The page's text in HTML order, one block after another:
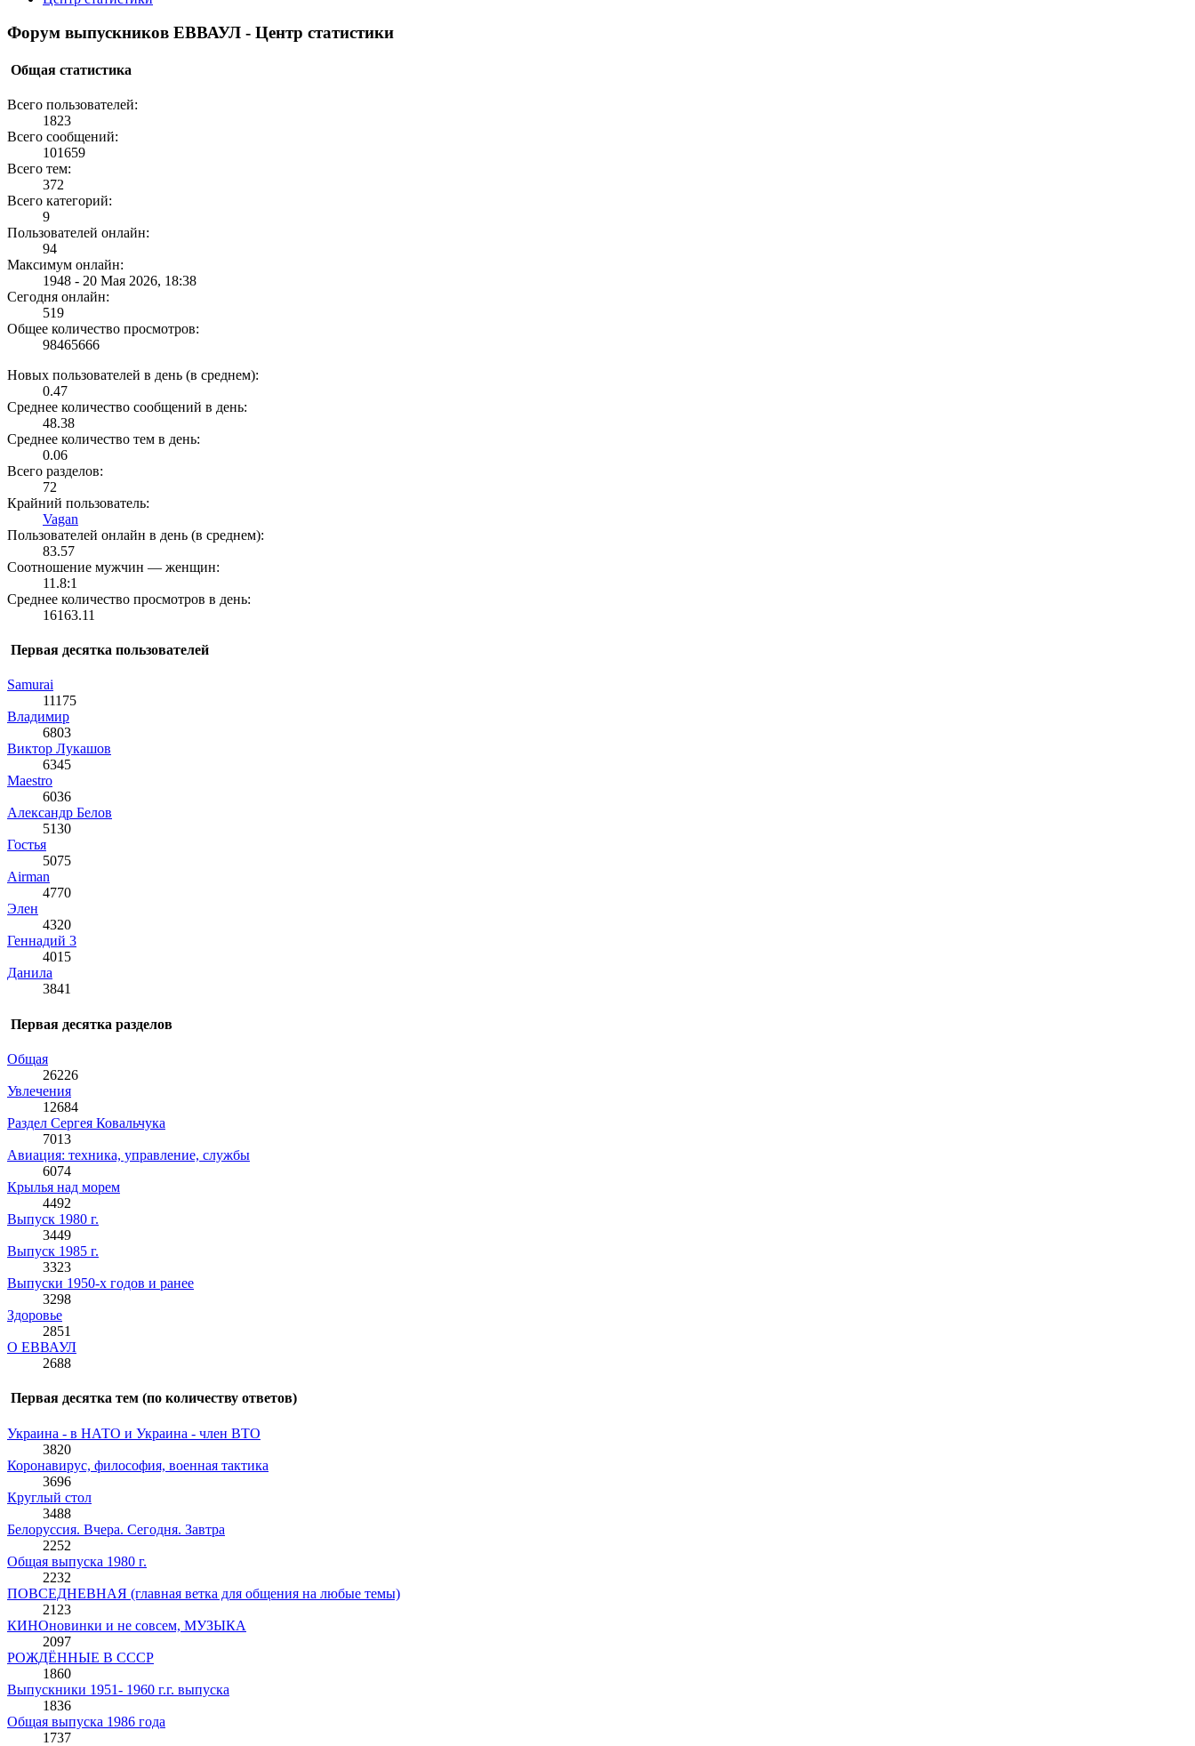
Форум выпускников ЕВВАУЛ - Центр статистики
Общая статистика
Всего пользователей:
1823
Всего сообщений:
101659
Всего тем:
372
Всего категорий:
9
Пользователей онлайн:
94
Максимум онлайн:
1948 - 20 Мая 2026, 18:38
Сегодня онлайн:
519
Общее количество просмотров:
98465666
Новых пользователей в день (в среднем):
0.47
Среднее количество сообщений в день:
48.38
Среднее количество тем в день:
0.06
Всего разделов:
72
Крайний пользователь:
Vagan
Пользователей онлайн в день (в среднем):
83.57
Соотношение мужчин — женщин:
11.8:1
Среднее количество просмотров в день:
16163.11
Первая десятка пользователей
Samurai
11175
Влaдимир
6803
Виктор Лукашов
6345
Maestro
6036
Александр Белов
5130
Гостья
5075
Airman
4770
Элен
4320
Геннадий 3
4015
Данила
3841
Первая десятка разделов
Общая
26226
Увлечения
12684
Раздел Сергея Ковальчука
7013
Авиация: техника, управление, службы
6074
Крылья над морем
4492
Выпуск 1980 г.
3449
Выпуск 1985 г.
3323
Выпуски 1950-х годов и ранее
3298
Здоровье
2851
О ЕВВАУЛ
2688
Первая десятка тем (по количеству ответов)
Украина - в НАТО и Украина - член ВТО
3820
Коронавирус, философия, военная тактика
3696
Круглый стол
3488
Белоруссия. Вчера. Сегодня. Завтра
2252
Общая выпуска 1980 г.
2232
ПОВСЕДНЕВНАЯ (главная ветка для общения на любые темы)
2123
КИНОновинки и не совсем, МУЗЫКА
2097
РОЖДЁННЫЕ В СССР
1860
Выпускники 1951- 1960 г.г. выпуска
1836
Общая выпуска 1986 года
1737